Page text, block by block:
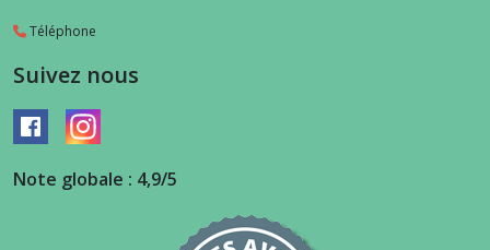
Téléphone
Suivez nous
Note globale : 4,9/5